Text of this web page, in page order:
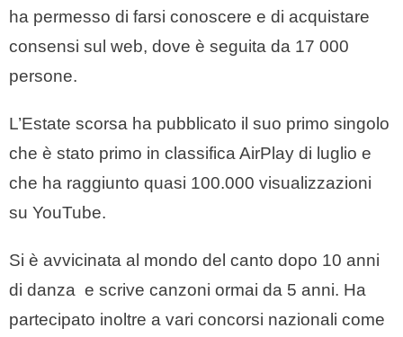
ha permesso di farsi conoscere e di acquistare
consensi sul web, dove è seguita da 17 000
persone.
L’Estate scorsa ha pubblicato il suo primo singolo
che è stato primo in classifica AirPlay di luglio e
che ha raggiunto quasi 100.000 visualizzazioni
su YouTube.
Si è avvicinata al mondo del canto dopo 10 anni
di danza e scrive canzoni ormai da 5 anni. Ha
partecipato inoltre a vari concorsi nazionali come